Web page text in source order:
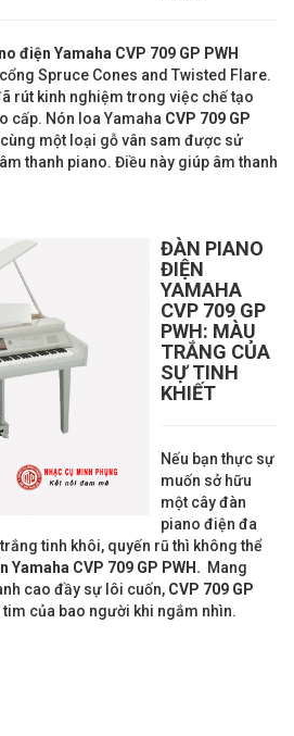
điện Yamaha CVP 709 GP PWH
Spruce Cones and Twisted Flare.
rút kinh nghiệm trong việc chế tạo
cấp. Nón loa Yamaha CVP 709 GP
một loại gỗ vân sam được sử
thanh piano. Điều này giúp âm thanh
ĐÀN PIANO
ĐIỆN
YAMAHA
CVP 709 GP
PWH: MÀU
TRẮNG CỦA
SỰ TINH
KHIẾT
Nếu bạn thực sự
muốn sở hữu
một cây đàn
piano điện đa
tinh khôi, quyến rũ thì không thể
Yamaha CVP 709 GP PWH. Mang
cao đầy sự lôi cuốn, CVP 709 GP
của bao người khi ngắm nhìn.